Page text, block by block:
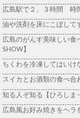
広島駅で２、３時間 時
油や洗剤を床にこぼして
広島のがんす美味しい食
SHOW】
ちくわを冷凍してはいけ
スイカとお酒類の食べ合
知る人ぞ知る【ひろしま
広島風お好み焼きをヘラ